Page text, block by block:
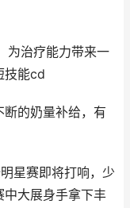
为治疗能力带来一
技能cd
的奶量补给，有
星赛即将打响，少
中大展身手拿下丰